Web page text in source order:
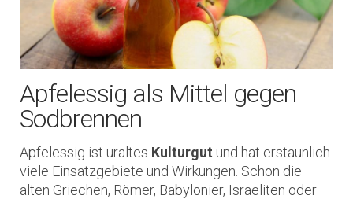
Apfelessig als Mittel gegen
Sodbrennen
Apfelessig ist uraltes Kulturgut und hat erstaunlich
viele Einsatzgebiete und Wirkungen. Schon die
alten Griechen, Römer, Babylonier, Israeliten oder